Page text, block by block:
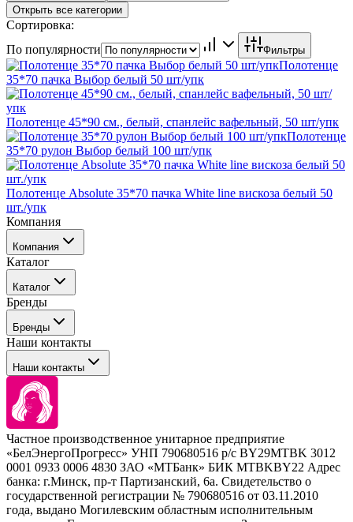
Открыть все категории
Сортировка:
По популярности
Фильтры
Полотенце
35*70 пачка Выбор белый 50 шт/упк
Полотенце 45*90 см., белый, спанлейс вафельный, 50 шт/упк
Полотенце
35*70 рулон Выбор белый 100 шт/упк
Полотенце Absolute 35*70 пачка White line вискоза белый 50
шт./упк
Компания
Компания
События
Покупателю
Каталог
Каталог
Профессиональные средства для окрашивания волос
Сервисные средства
Уход
Стайлинг
Брови и ресницы
Барберинг
Наборы
Расходные материалы
Бренды
Бренды
Tefia
Concept
Kezy
Barex
Sim Sensitive
Kebren
Selective Professional
White Line
Наши контакты
Наши контакты
+ 375 44 7233514
+ 375 29 1649505
info@krasabel.by
Частное производственное унитарное предприятие
«БелЭнергоПрогресс» УНП 790680516 р/с BY29MTBK 3012
0001 0933 0006 4830 ЗАО «МТБанк» БИК MTBKBY22 Адрес
банка: г.Минск, пр-т Партизанский, 6а. Свидетельство о
государственной регистрации № 790680516 от 03.11.2010
года, выдано Могилевским областным исполнительным